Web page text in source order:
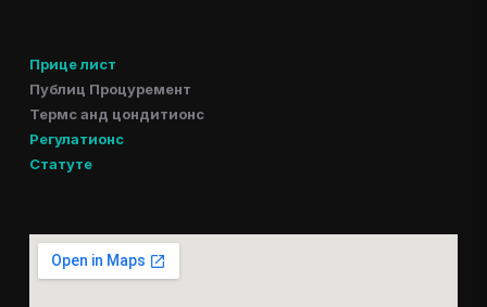
Прице лист
Публиц Процуремент
Термс анд цондитионс
Регулатионс
Статуте